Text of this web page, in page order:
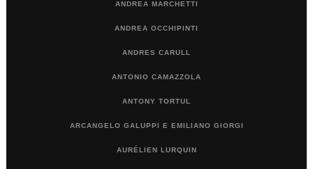
ANDREA MARCHETTI
ANDREA OCCHIPINTI
ANDRES CARULL
ANTONIO CAMAZZOLA
ANTONY TORTUL
ARCANGELO GALUPPI E EMILIANO GIORGI
AURÉLIEN LURQUIN